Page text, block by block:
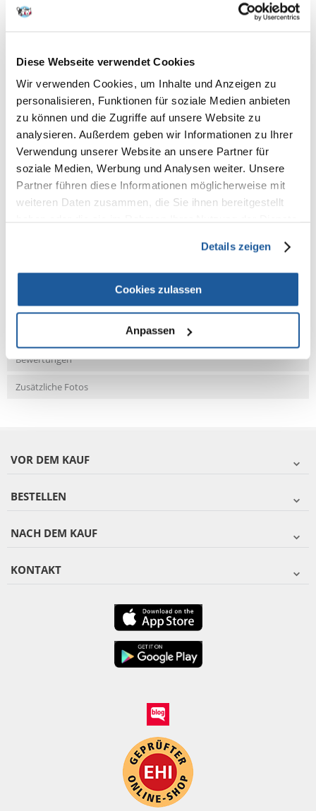
Diese Webseite verwendet Cookies
Wir verwenden Cookies, um Inhalte und Anzeigen zu
personalisieren, Funktionen für soziale Medien anbieten
zu können und die Zugriffe auf unsere Website zu
analysieren. Außerdem geben wir Informationen zu Ihrer
Verwendung unserer Website an unsere Partner für
soziale Medien, Werbung und Analysen weiter. Unsere
Partner führen diese Informationen möglicherweise mit
weiteren Daten zusammen, die Sie ihnen bereitgestellt
Details zeigen
Cookies zulassen
Anpassen
Bilder unserer Kunden
Produktbeschreibung
Weiche, leicht verdauliche und energiereiche Biskuits mit frischen Eiern
und Früchten.
Sie stimulieren die Kondition der Vögel und steigern ihre Vitalität. 6
Stück pro Packung.
Fragen und Antworten (FAQ)
Bewertungen
Zusätzliche Fotos
VOR DEM KAUF
BESTELLEN
NACH DEM KAUF
KONTAKT